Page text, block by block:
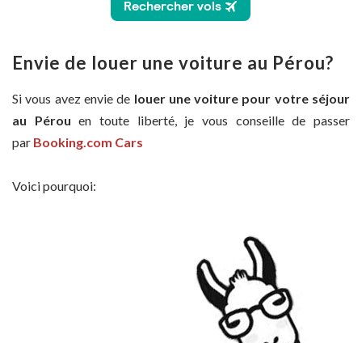
Envie de louer une voiture au Pérou?
Si vous avez envie de louer une voiture pour votre séjour
au Pérouen toute liberté, je vous conseille de passer
par Booking.com Cars
Voici pourquoi: